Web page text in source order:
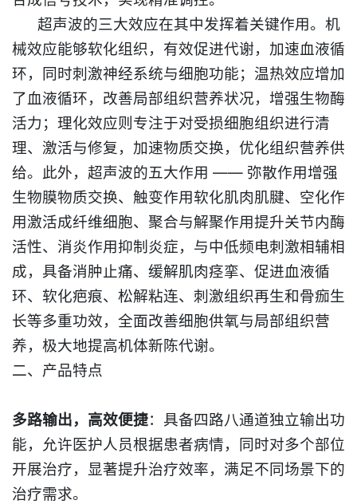
超声波的三大效应在其中发挥着关键作用。机
械效应能够软化组织，有效促进代谢，加速血液循
环，同时刺激神经系统与细胞功能；温热效应增加
了血液循环，改善局部组织营养状况，增强生物酶
活力；理化效应则专注于对受损细胞组织进行清
理、激活与修复，加速物质交换，优化组织营养供
给。此外，超声波的五大作用 —— 弥散作用增强
生物膜物质交换、触变作用软化肌肉肌腱、空化作
用激活成纤维细胞、聚合与解聚作用提升关节内酶
活性、消炎作用抑制炎症，与中低频电刺激相辅相
成，具备消肿止痛、缓解肌肉痉挛、促进血液循
环、软化疤痕、松解粘连、刺激组织再生和骨痂生
长等多重功效，全面改善细胞供氧与局部组织营
养，极大地提高机体新陈代谢。​
二、产品特点
多路输出，高效便捷：具备四路八通道独立输出功
能，允许医护人员根据患者病情，同时对多个部位
开展治疗，显著提升治疗效率，满足不同场景下的
治疗需求。​